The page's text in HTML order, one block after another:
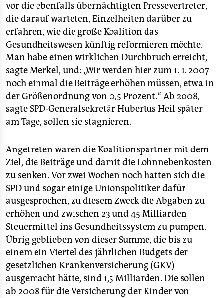
genossenschaft
epaper login
vor die ebenfalls übernächtigten Pressevertreter,
die darauf warteten, Einzelheiten darüber zu
erfahren, wie die große Koalition das
Gesundheitswesen künftig reformieren möchte.
Man habe einen wirklichen Durchbruch erreicht,
sagte Merkel, und: „Wir werden hier zum 1. 1. 2007
noch einmal die Beiträge erhöhen müssen, etwa in
der Größenordnung von 0,5 Prozent.“ Ab 2008,
sagte SPD-Generalsekretär Hubertus Heil später
am Tage, sollen sie stagnieren.
Angetreten waren die Koalitionspartner mit dem
Ziel, die Beiträge und damit die Lohnnebenkosten
zu senken. Vor zwei Wochen noch hatten sich die
SPD und sogar einige Unionspolitiker dafür
ausgesprochen, zu diesem Zweck die Abgaben zu
erhöhen und zwischen 23 und 45 Milliarden
Steuermittel ins Gesundheitssystem zu pumpen.
Übrig geblieben von dieser Summe, die bis zu
einem ein Viertel des jährlichen Budgets der
gesetzlichen Krankenversicherung (GKV)
ausgemacht hätte, sind 1,5 Milliarden. Die sollen
ab 2008 für die Versicherung der Kinder von